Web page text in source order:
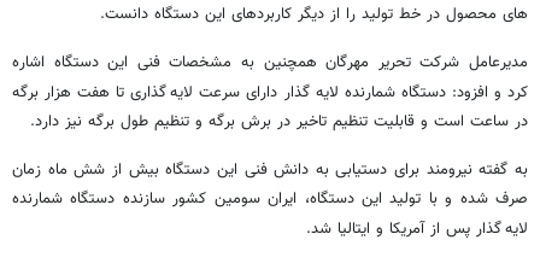
های محصول در خط تولید را از دیگر کاربردهای این دستگاه دانست.
مدیرعامل شرکت تحریر مهرگان همچنین به مشخصات فنی این دستگاه اشاره
کرد و افزود: دستگاه شمارنده لایه گذار دارای سرعت لایهگذاری تا هفت هزار برگه
در ساعت است و قابلیت تنظیم تاخیر در برش برگه و تنظیم طول برگه نیز دارد.
به گفته نیرومند برای دستیابی به دانش فنی این دستگاه بیش از شش ماه زمان
صرف شده و با تولید این دستگاه، ایران سومین کشور سازنده دستگاه شمارنده
لایهگذار پس از آمریکا و ایتالیا شد.